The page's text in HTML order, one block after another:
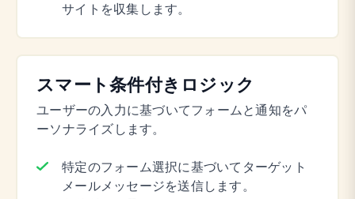
サイトを収集します。
スマート条件付きロジック
ユーザーの入力に基づいてフォームと通知をパ
ーソナライズします。
特定のフォーム選択に基づいてターゲット
メールメッセージを送信します。